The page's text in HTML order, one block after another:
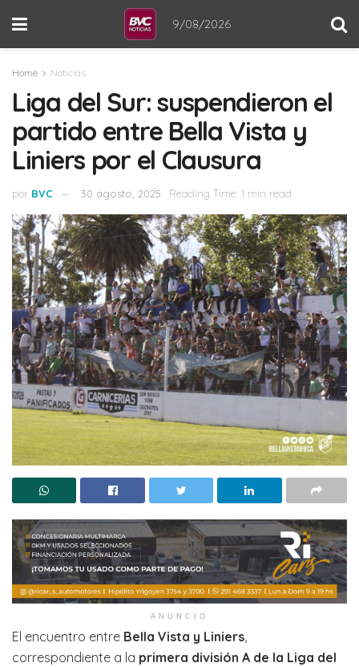
9/08/2026
Home Noticias
Liga del Sur: suspendieron el
partido entre Bella Vista y
Liniers por el Clausura
por BVC 30 agosto, 2025 Reading Time: 1 min read
ANUNCIO
El encuentro entre Bella Vista y Liniers,
correspondiente a la primera división A de la Liga del